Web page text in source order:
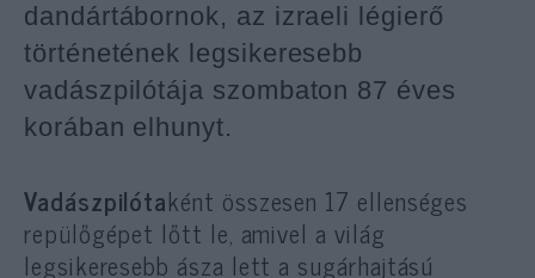
dandártábornok, az izraeli légierő
történetének legsikeresebb
vadászpilótája szombaton 87 éves
korában elhunyt.
Vadászpilótaként összesen 17 ellenséges
repülőgépet lőtt le, amivel a világ
legsikeresebb ásza lett a sugárhajtású